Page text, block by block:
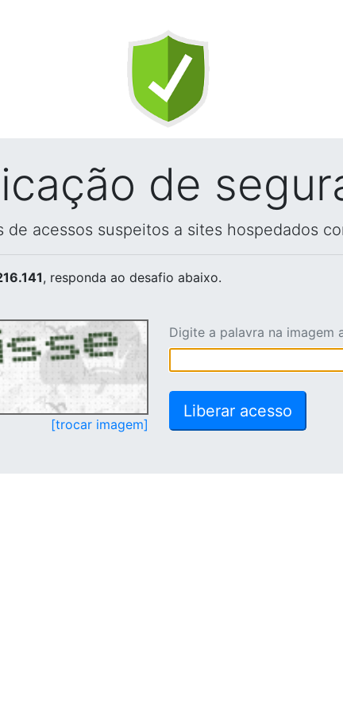
de
acessos suspeitos a sites hospedados
, responda ao desafio abaixo.
[trocar imagem]
Digite a palavra na imagem